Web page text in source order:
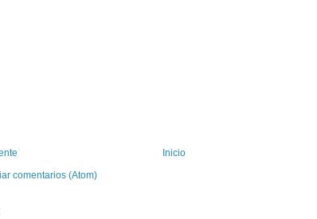
Inicio
comentarios (Atom)